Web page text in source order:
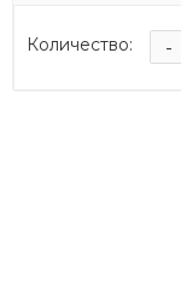
Количество: -